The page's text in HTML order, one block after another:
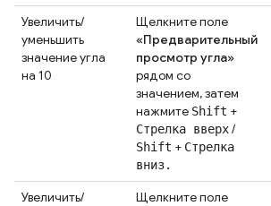
Увеличить/
уменьшить
значение угла
на 10
Щелкните поле
«Предварительный
просмотр угла»
рядом со
значением, затем
нажмите Shift +
Стрелка вверх/
Shift + Стрелка
вниз.
Увеличить/
Щелкните поле